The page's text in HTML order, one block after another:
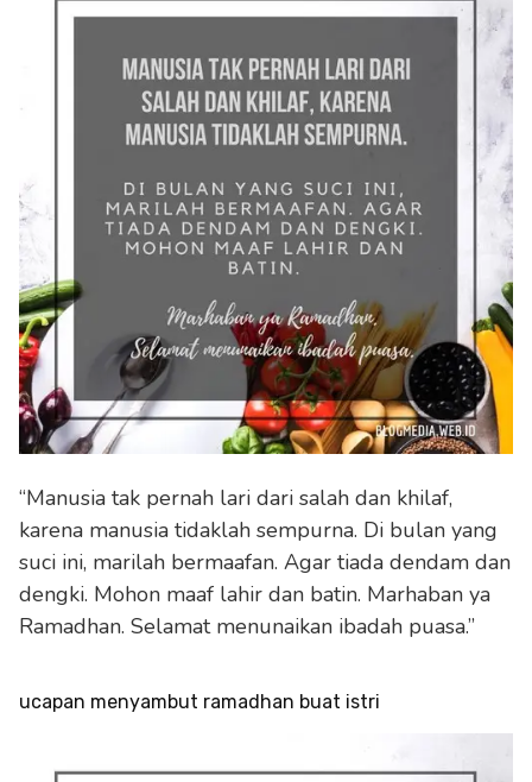
“Manusia tak pernah lari dari salah dan khilaf,
karena manusia tidaklah sempurna. Di bulan yang
suci ini, marilah bermaafan. Agar tiada dendam dan
dengki. Mohon maaf lahir dan batin. Marhaban ya
Ramadhan. Selamat menunaikan ibadah puasa.”
ucapan menyambut ramadhan buat istri